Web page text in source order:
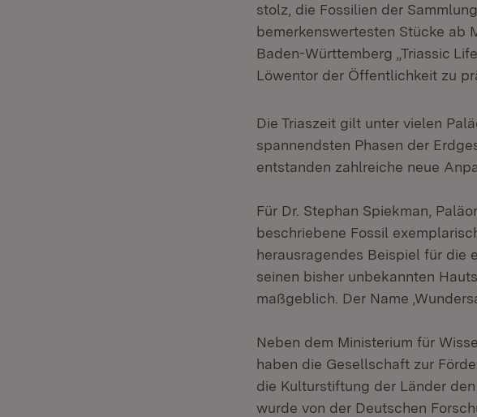
stolz, die Fossilien der
bemerkenswertesten Stücke ab
Baden-Württemberg „Triassic
Löwentor der Öffentlichkeit zu
Die Triaszeit gilt unter vielen
spannendsten Phasen der
entstanden zahlreiche neue
Für Dr. Stephan Spiekman,
beschriebene Fossil
herausragendes Beispiel für die
seinen bisher unbekannten
maßgeblich. Der Name
Neben dem Ministerium für
haben die Gesellschaft zur
die Kulturstiftung der Länder
wurde von der Deutschen